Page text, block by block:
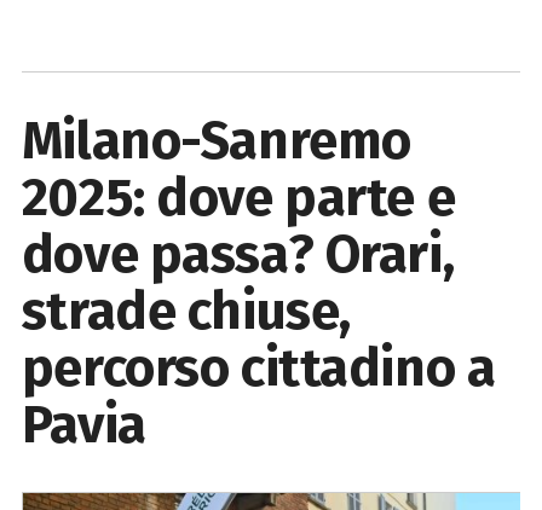
Milano-Sanremo
2025: dove parte e
dove passa? Orari,
strade chiuse,
percorso cittadino a
Pavia